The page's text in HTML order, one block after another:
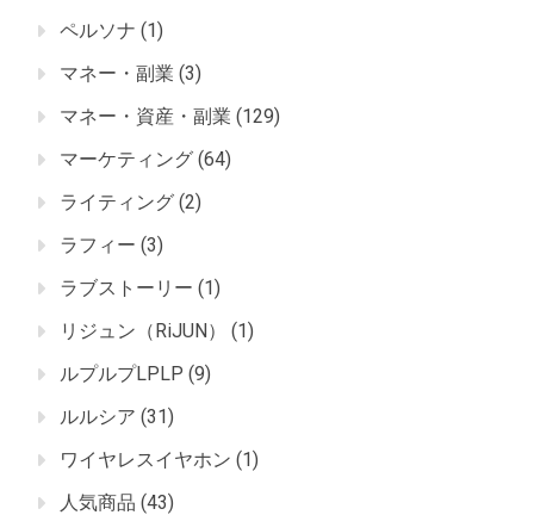
ペルソナ (1)
マネー・副業 (3)
マネー・資産・副業 (129)
マーケティング (64)
ライティング (2)
ラフィー (3)
ラブストーリー (1)
リジュン（RiJUN）
(1)
ルプルプLPLP (9)
ルルシア (31)
ワイヤレスイヤホン (1)
人気商品 (43)